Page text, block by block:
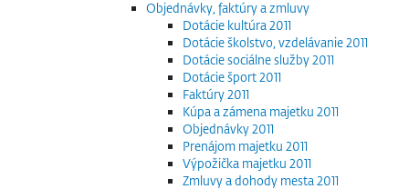
Objednávky, faktúry a zmluvy
Dotácie kultúra 2011
Dotácie školstvo, vzdelávanie 2011
Dotácie sociálne služby 2011
Dotácie šport 2011
Faktúry 2011
Kúpa a zámena majetku 2011
Objednávky 2011
Prenájom majetku 2011
Výpožička majetku 2011
Zmluvy a dohody mesta 2011